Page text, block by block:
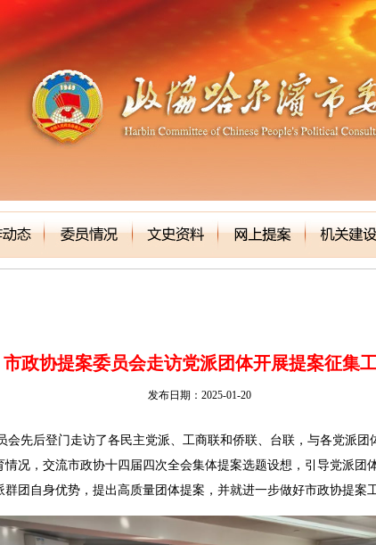
市政协提案委员会走访党派团体开展提案征集
发布日期：2025-01-20
后登门走访了各民主党派、工商联和侨联、台联，与各党派团
况，交流市政协十四届四次全会集体提案选题设想，引导党派团
团自身优势，提出高质量团体提案，并就进一步做好市政协提案